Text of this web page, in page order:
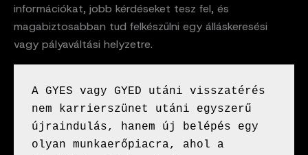
információkat, jobb kérdéseket tesz fel, és
magabiztosabban tud felkészülni egy álláskeresési
vagy pályaváltási helyzetre.
A GYES vagy GYED utáni visszatérés
nem karrierszünet utáni egyszerű
újraindulás, hanem új belépés egy
olyan munkaerőpiacra, ahol a